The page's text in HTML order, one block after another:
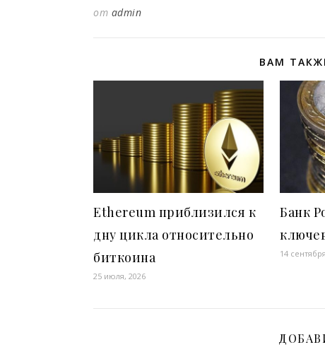
от admin
ВАМ
Ethereum приблизился к
дну цикла относительно
биткоина
25 июля, 2026
Банк
14